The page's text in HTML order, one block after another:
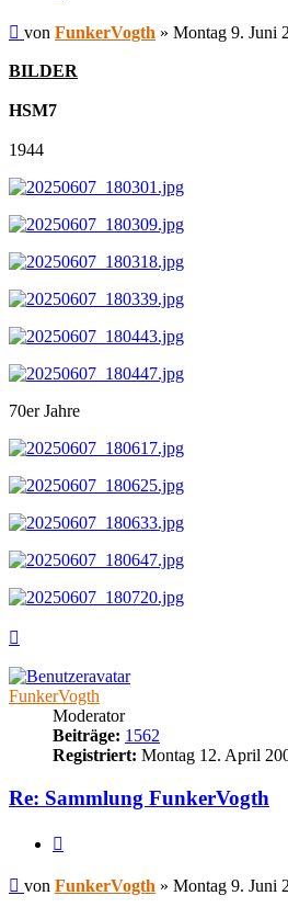
Beitrag
von FunkerVogth » Montag 9. Juni
BILDER
HSM7
1944
70er Jahre
FunkerVogth
Moderator
Beiträge: 1562
Registriert: Montag 12. April
Re: Sammlung FunkerVogth
Beitrag
von FunkerVogth » Montag 9. Juni